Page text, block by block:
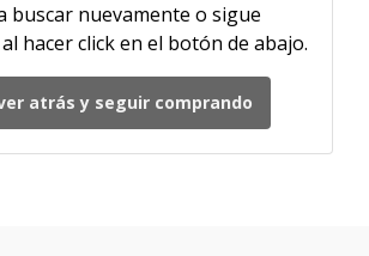
buscar nuevamente o sigue
hacer click en el botón de abajo.
atrás y seguir comprando